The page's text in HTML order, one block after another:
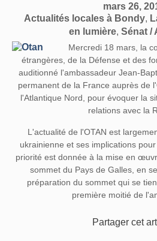
mars 26,
Actualités locales à Bondy,
en lumière, Sénat /
Mercredi 18 mars, la
étrangères, de la Défense et des
auditionné l'ambassadeur Jean-
permanent de la France auprès de
l'Atlantique Nord, pour évoquer la
relations avec la
L'actualité de l'OTAN est
ukrainienne et ses implications
priorité est donnée à la mise en
sommet du Pays de Galles, en
préparation du sommet qui se
première moitié de
Partager cet